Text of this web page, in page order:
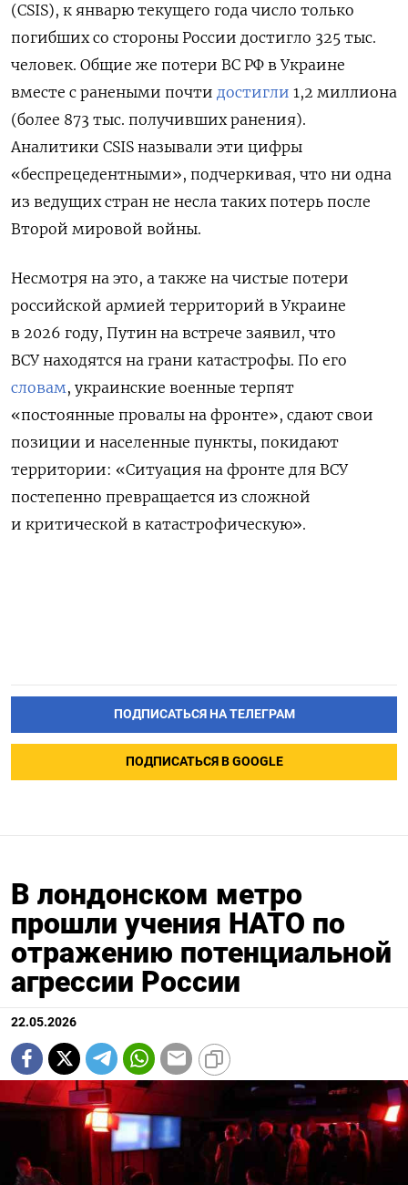
(CSIS), к январю текущего года число только
погибших со стороны России достигло 325 тыс.
человек. Общие же потери ВС РФ в Украине
вместе с ранеными почти достигли 1,2 миллиона
(более 873 тыс. получивших ранения).
Аналитики CSIS называли эти цифры
«беспрецедентными», подчеркивая, что ни одна
из ведущих стран не несла таких потерь после
Второй мировой войны.
Несмотря на это, а также на чистые потери
российской армией территорий в Украине
в 2026 году, Путин на встрече заявил, что
ВСУ находятся на грани катастрофы. По его
словам, украинские военные терпят
«постоянные провалы на фронте», сдают свои
позиции и населенные пункты, покидают
территории: «Ситуация на фронте для ВСУ
постепенно превращается из сложной
и критической в катастрофическую».
ПОДПИСАТЬСЯ НА ТЕЛЕГРАМ
ПОДПИСАТЬСЯ В GOOGLE
В лондонском метро
прошли учения НАТО по
отражению потенциальной
агрессии России
22.05.2026